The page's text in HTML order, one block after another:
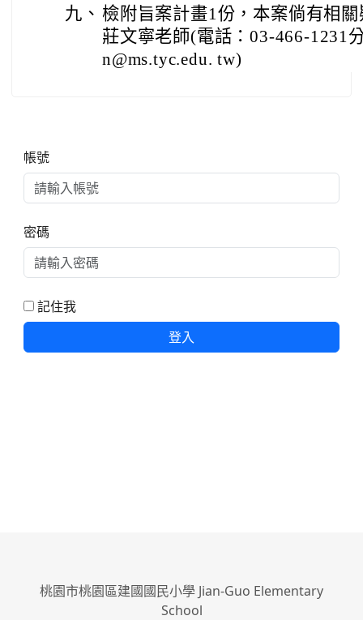
九、 檢附旨案計畫1份，本案倘有相
莊文寧老師(電話：03-466-1231
n@ms.tyc.edu. tw)
帳號
密碼
記住我
登入
桃園市桃園區建國國民小學 Jian-Guo Elementary
School